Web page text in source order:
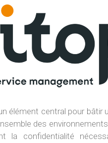
élément central pour bâtir
des
la confidentialité